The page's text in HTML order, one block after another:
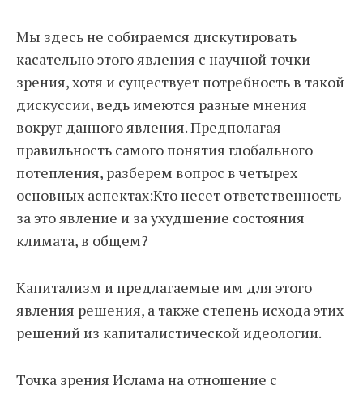
Мы здесь не собираемся дискутировать
касательно этого явления с научной точки
зрения, хотя и существует потребность в такой
дискуссии, ведь имеются разные мнения
вокруг данного явления. Предполагая
правильность самого понятия глобального
потепления, разберем вопрос в четырех
основных аспектах:Кто несет ответственность
за это явление и за ухудшение состояния
климата, в общем?
Капитализм и предлагаемые им для этого
явления решения, а также степень исхода этих
решений из капиталистической идеологии.
Точка зрения Ислама на отношение с